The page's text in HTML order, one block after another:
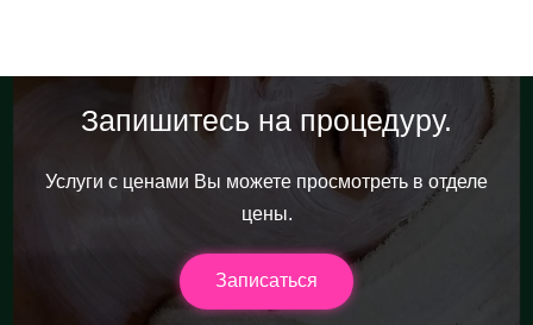
Запишитесь на процедуру.
Услуги с ценами Вы можете просмотреть в отделе
цены.
Записаться